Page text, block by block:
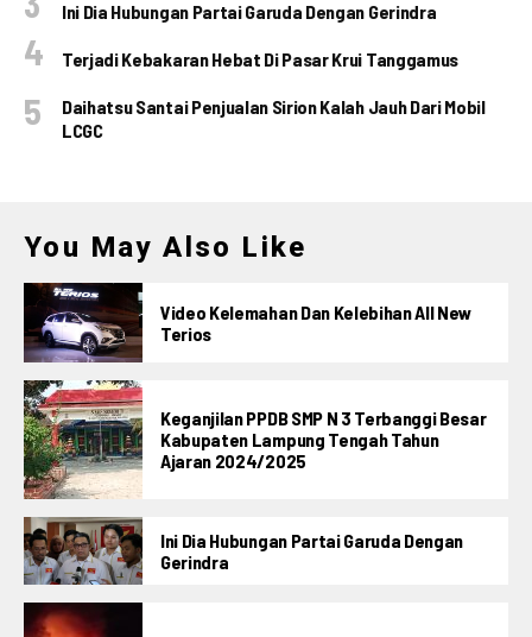
Ini Dia Hubungan Partai Garuda Dengan Gerindra
Terjadi Kebakaran Hebat Di Pasar Krui Tanggamus
Daihatsu Santai Penjualan Sirion Kalah Jauh Dari Mobil
LCGC
You May Also Like
Video Kelemahan Dan Kelebihan All New
Terios
Keganjilan PPDB SMP N 3 Terbanggi Besar
Kabupaten Lampung Tengah Tahun
Ajaran 2024/2025
Ini Dia Hubungan Partai Garuda Dengan
Gerindra